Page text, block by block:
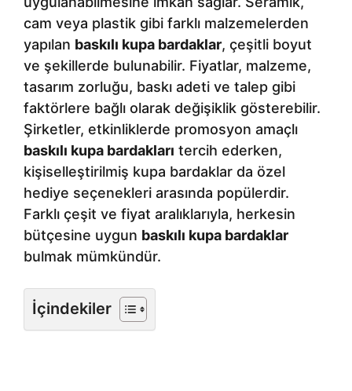
cam veya plastik gibi farklı malzemelerden
yapılan baskılı kupa bardaklar, çeşitli boyut
ve şekillerde bulunabilir. Fiyatlar, malzeme,
tasarım zorluğu, baskı adeti ve talep gibi
faktörlere bağlı olarak değişiklik gösterebilir.
Şirketler, etkinliklerde promosyon amaçlı
baskılı kupa bardakları tercih ederken,
kişiselleştirilmiş kupa bardaklar da özel
hediye seçenekleri arasında popülerdir.
Farklı çeşit ve fiyat aralıklarıyla, herkesin
bütçesine uygun baskılı kupa bardaklar
bulmak mümkündür.
İçindekiler